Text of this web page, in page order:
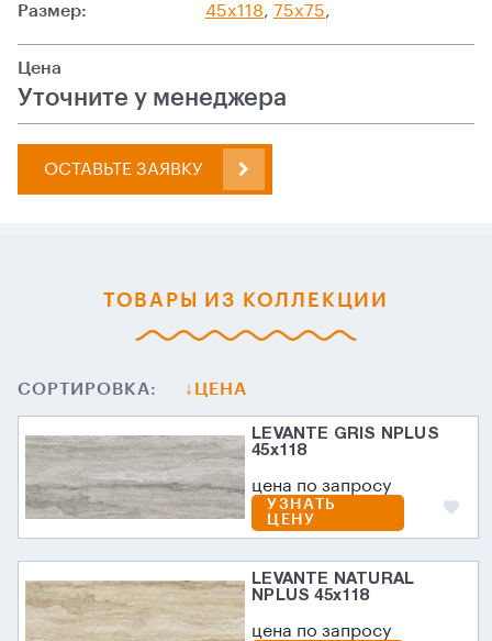
Размер:
45x118, 75x75,
Цена
Уточните у менеджера
ОСТАВЬТЕ ЗАЯВКУ
ТОВАРЫ ИЗ КОЛЛЕКЦИИ
СОРТИРОВКА: ЦЕНА
LEVANTE GRIS NPLUS
45х118
цена по запросу
УЗНАТЬ
ЦЕНУ
LEVANTE NATURAL
NPLUS 45х118
цена по запросу